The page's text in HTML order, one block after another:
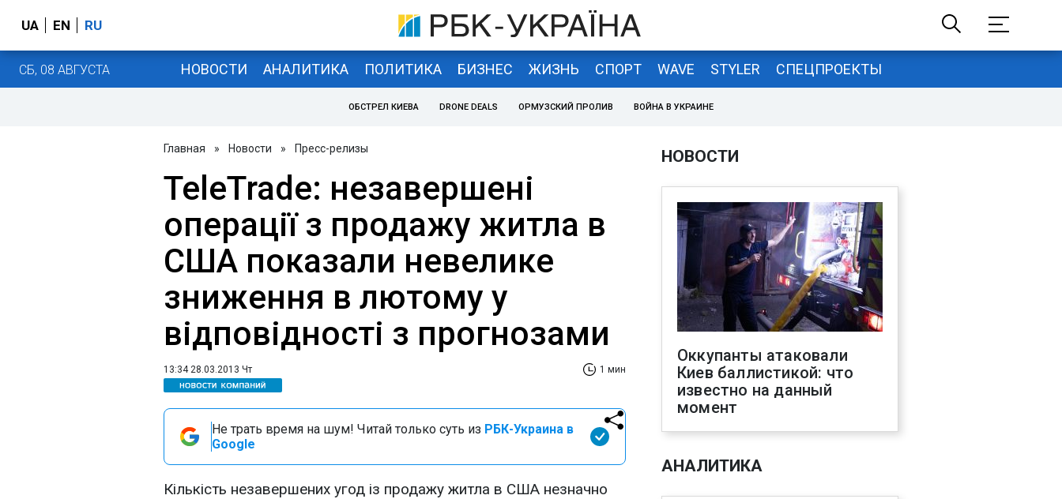
UA EN RU
СБ, 08 АВГУСТА НОВОСТИ АНАЛИТИКА ПОЛИТИКА БИЗНЕС ЖИЗНЬ СПОРТ WAVE STYLER СПЕЦПРОЕКТЫ
ОБСТРЕЛ КИЕВА DRONE DEALS ОРМУЗСКИЙ ПРОЛИВ ВОЙНА В УКРАИНЕ
Главная » Новости » Пресс-релизы
TeleTrade: незавершені
операції з продажу житла в
США показали невелике
зниження в лютому у
відповідності з прогнозами
13:34 28.03.2013 Чт 1 мин
Не трать время на шум! Читай только суть из РБК-Украина в
Google
Кількість незавершених угод із продажу житла в США незначно
НОВОСТИ
Оккупанты атаковали
Киев баллистикой: что
известно на данный
момент
АНАЛИТИКА